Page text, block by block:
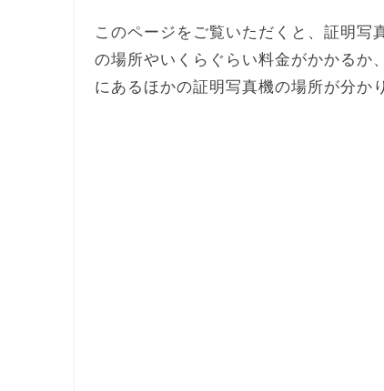
このページをご覧いただくと、証明
の場所やいくらぐらい料金がかかるか
にあるほかの証明写真機の場所が分か